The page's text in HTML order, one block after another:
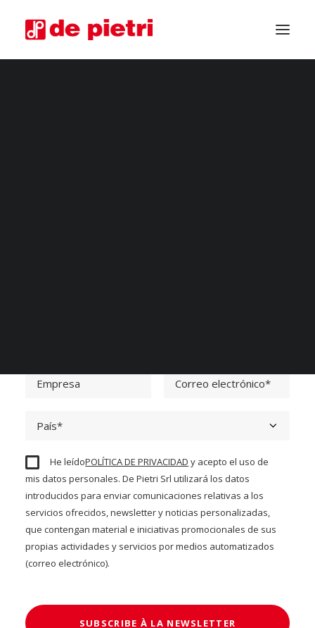
He leídoPOLÍTICA DE PRIVACIDAD y acepto el uso de
mis datos personales. De Pietri Srl utilizará los datos
introducidos para enviar comunicaciones relativas a los
servicios ofrecidos, newsletter y noticias personalizadas,
que contengan material e iniciativas promocionales de sus
propias actividades y servicios por medios automatizados
(correo electrónico).